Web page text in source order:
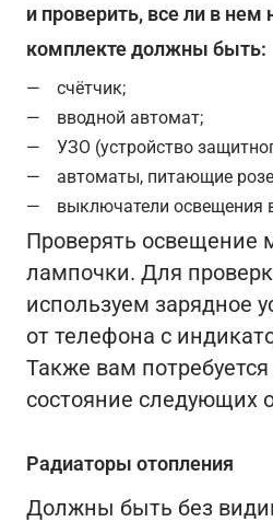
и проверить, все ли в нем
комплекте должны быть:
счётчик;
вводной автомат;
УЗО (устройство
автоматы, питающие
выключатели освещения
Проверять
лампочки. Для
используем зарядное
от телефона с
Также вам
состояние следующих
Радиаторы отопления
Должны быть без